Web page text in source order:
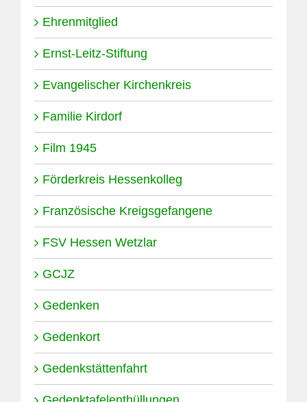
Ehrenmitglied
Ernst-Leitz-Stiftung
Evangelischer Kirchenkreis
Familie Kirdorf
Film 1945
Förderkreis Hessenkolleg
Französische Kreigsgefangene
FSV Hessen Wetzlar
GCJZ
Gedenken
Gedenkort
Gedenkstättenfahrt